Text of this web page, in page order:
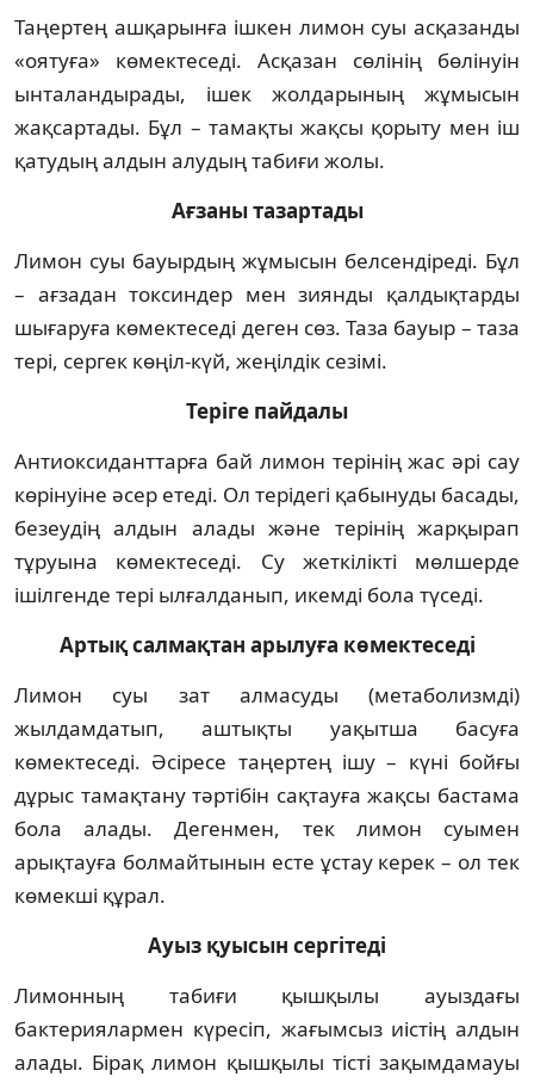
Таңертең ашқарынға ішкен лимон суы асқазанды
«оятуға» көмектеседі. Асқазан сөлінің бөлінуін
ынталандырады, ішек жолдарының жұмысын
жақсартады. Бұл – тамақты жақсы қорыту мен іш
қатудың алдын алудың табиғи жолы.
Ағзаны тазартады
Лимон суы бауырдың жұмысын белсендіреді. Бұл
– ағзадан токсиндер мен зиянды қалдықтарды
шығаруға көмектеседі деген сөз. Таза бауыр – таза
тері, сергек көңіл-күй, жеңілдік сезімі.
Теріге пайдалы
Антиоксиданттарға бай лимон терінің жас әрі сау
көрінуіне әсер етеді. Ол терідегі қабынуды басады,
безеудің алдын алады және терінің жарқырап
тұруына көмектеседі. Су жеткілікті мөлшерде
ішілгенде тері ылғалданып, икемді бола түседі.
Артық салмақтан арылуға көмектеседі
Лимон суы зат алмасуды (метаболизмді)
жылдамдатып, аштықты уақытша басуға
көмектеседі. Әсіресе таңертең ішу – күні бойғы
дұрыс тамақтану тәртібін сақтауға жақсы бастама
бола алады. Дегенмен, тек лимон суымен
арықтауға болмайтынын есте ұстау керек – ол тек
көмекші құрал.
Ауыз қуысын сергітеді
Лимонның табиғи қышқылы ауыздағы
бактериялармен күресіп, жағымсыз иістің алдын
алады. Бірақ лимон қышқылы тісті зақымдамауы